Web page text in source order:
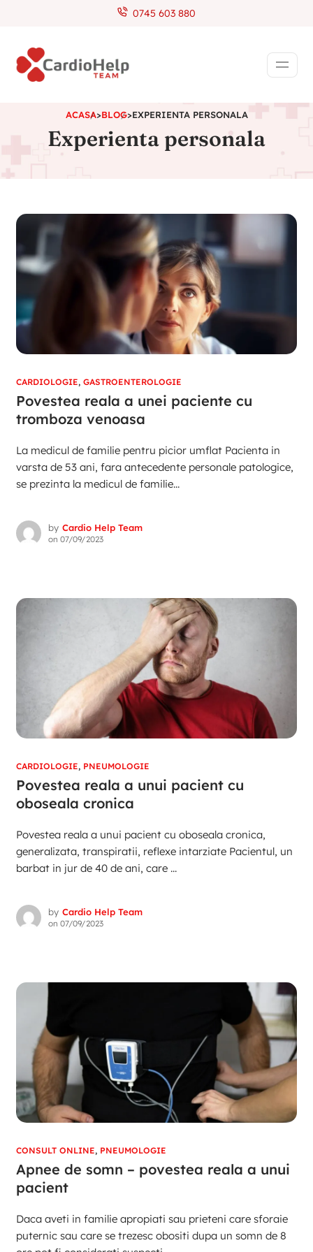
0745 603 880
ACASA>BLOG>EXPERIENTA PERSONALA
Experienta personala
CARDIOLOGIE, GASTROENTEROLOGIE
Povestea reala a unei paciente cu
tromboza venoasa
La medicul de familie pentru picior umflat Pacienta in
varsta de 53 ani, fara antecedente personale patologice,
se prezinta la medicul de familie...
by Cardio Help Team
on 07/09/2023
CARDIOLOGIE, PNEUMOLOGIE
Povestea reala a unui pacient cu
oboseala cronica
Povestea reala a unui pacient cu oboseala cronica,
generalizata, transpiratii, reflexe intarziate Pacientul, un
barbat in jur de 40 de ani, care ...
by Cardio Help Team
on 07/09/2023
CONSULT ONLINE, PNEUMOLOGIE
Apnee de somn – povestea reala a unui
pacient
Daca aveti in familie apropiati sau prieteni care sforaie
puternic sau care se trezesc obositi dupa un somn de 8